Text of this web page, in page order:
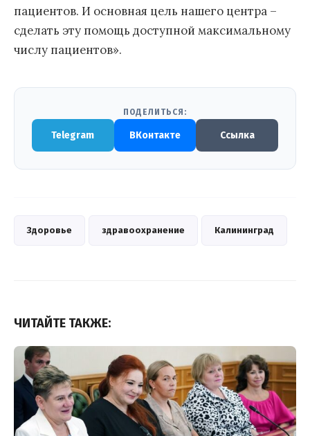
пациентов. И основная цель нашего центра –
сделать эту помощь доступной максимальному
числу пациентов».
ПОДЕЛИТЬСЯ:
Telegram ВКонтакте Ссылка
Здоровье здравоохранение Калининград
ЧИТАЙТЕ ТАКЖЕ: